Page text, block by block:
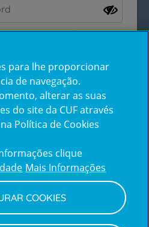
da sua password?
com a Apple
| Política de Privacidade e Cookies
para lhe proporcionar
de navegação.
alterar as suas
do site da CUF através
Política de Cookies
clique
Mais Informações
COOKIES